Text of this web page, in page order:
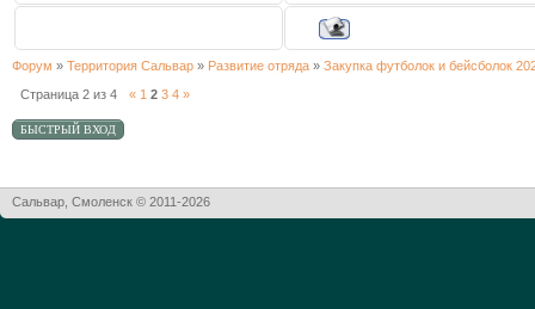
Форум » Территория Сальвар » Развитие отряда » Закупка футболок и бейсболок
Страница 2 из 4 « 1 2 3 4 »
Сальвар, Смоленск © 2011-2026